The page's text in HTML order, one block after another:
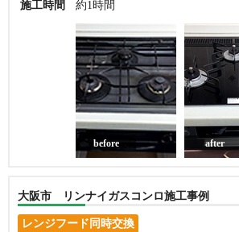
施工時間
約1時間
before after
大阪市 リンナイガスコンロ施工事例
レンジフード同時交換